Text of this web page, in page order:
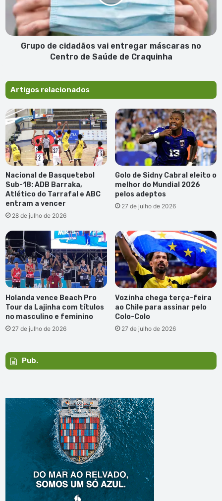
máscaras
no
Centro
de
SaúdeGrupo de cidadãos vai entregar máscaras no
Centro de Saúde de Craquinha
Artigos relacionados
Nacional de Basquetebol
Sub-18: ADB Barraka,
Atlético do Tarrafal e ABC
entram a vencer
28 de julho de 2026
Golo de Sidny Cabral eleito o
melhor do Mundial 2026
pelos adeptos
27 de julho de 2026
Holanda vence Beach Pro
Tour da Lajinha com títulos
no masculino e feminino
27 de julho de 2026
Vozinha chega terça-feira
ao Chile para assinar pelo
Colo-Colo
27 de julho de 2026
Pub.